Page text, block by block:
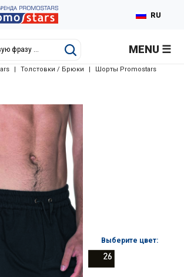
EN
DE
RU
MENU
| Толстовки / Брюки |
Шорты Promostars
Выберите цвет: